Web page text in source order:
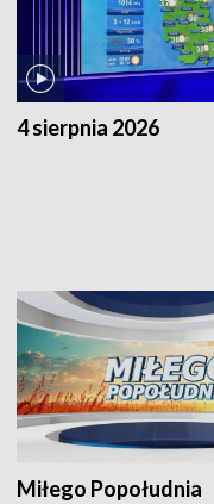
4 sierpnia 2026
Miłego Popołudnia